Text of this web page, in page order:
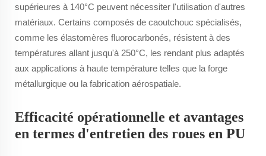
supérieures à 140°C peuvent nécessiter l'utilisation d'autres
matériaux. Certains composés de caoutchouc spécialisés,
comme les élastomères fluorocarbonés, résistent à des
températures allant jusqu'à 250°C, les rendant plus adaptés
aux applications à haute température telles que la forge
métallurgique ou la fabrication aérospatiale.
Efficacité opérationnelle et avantages
en termes d'entretien des roues en PU